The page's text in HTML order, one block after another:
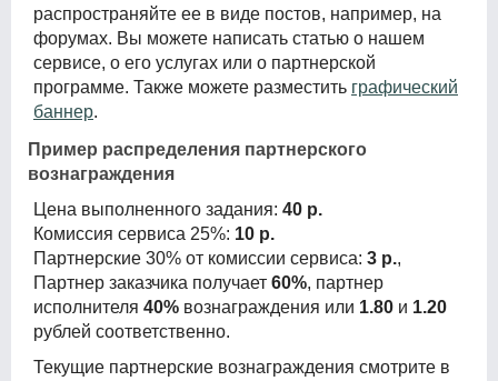
распространяйте ее в виде постов, например, на
форумах. Вы можете написать статью о нашем
сервисе, о его услугах или о партнерской
программе. Также можете разместить графический
баннер.
Пример распределения партнерского
вознаграждения
Цена выполненного задания: 40 р.
Комиссия сервиса 25%: 10 р.
Партнерские 30% от комиссии сервиса: 3 р.,
Партнер заказчика получает 60%, партнер
исполнителя 40% вознаграждения или 1.80 и 1.20
рублей соответственно.
Текущие партнерские вознаграждения смотрите в